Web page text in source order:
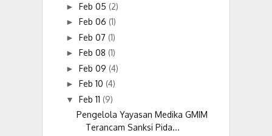
► Feb 05 (2)
► Feb 06 (1)
► Feb 07 (1)
► Feb 08 (1)
► Feb 09 (4)
► Feb 10 (4)
▼ Feb 11 (9)
Pengelola Yayasan Medika GMIM
Terancam Sanksi Pida...